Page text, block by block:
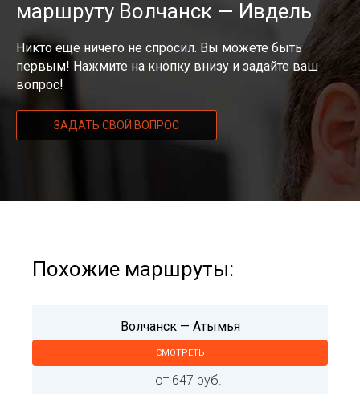
маршруту Волчанск — Ивдель
Никто еще ничего не спросил. Вы можете быть
первым! Нажмите на кнопку внизу и задайте ваш
вопрос!
ЗАДАТЬ СВОЙ ВОПРОС
Похожие маршруты:
Волчанск — Атымья
СМОТРЕТЬ
от 647 руб.